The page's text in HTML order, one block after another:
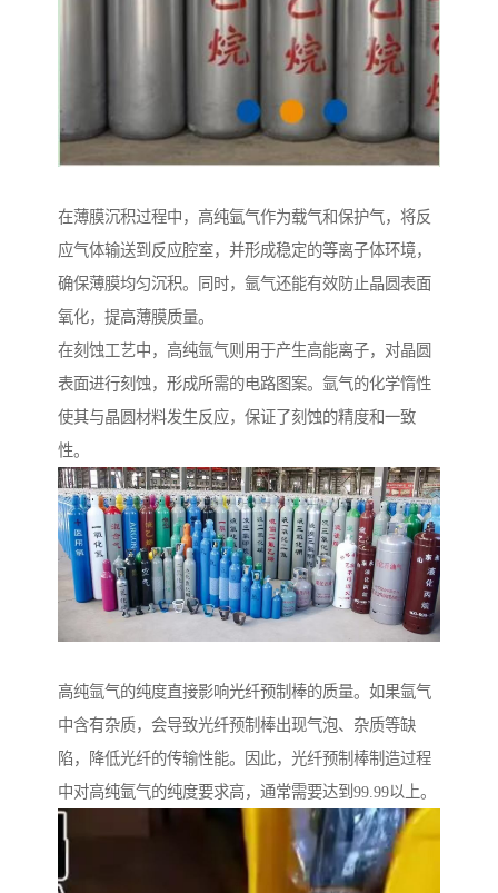
在薄膜沉积过程中，高纯氩气作为载气和保护气，将反
应气体输送到反应腔室，并形成稳定的等离子体环境，
确保薄膜均匀沉积。同时，氩气还能有效防止晶圆表面
氧化，提高薄膜质量。
在刻蚀工艺中，高纯氩气则用于产生高能离子，对晶圆
表面进行刻蚀，形成所需的电路图案。氩气的化学惰性
使其与晶圆材料发生反应，保证了刻蚀的精度和一致
性。
高纯氩气的纯度直接影响光纤预制棒的质量。如果氩气
中含有杂质，会导致光纤预制棒出现气泡、杂质等缺
陷，降低光纤的传输性能。因此，光纤预制棒制造过程
中对高纯氩气的纯度要求高，通常需要达到99.99以上。